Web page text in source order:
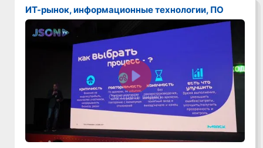
ИТ-рынок, информационные технологии, ПО
Смотреть видео